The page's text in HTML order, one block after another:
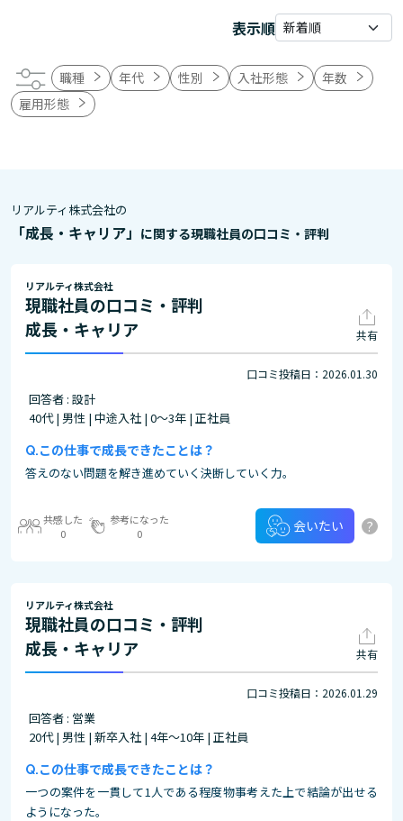
表示順
職種 年代 性別 入社形態
年数
雇用形態
リアルティ株式会社の
「成長・キャリア」 に関する現職社員の口コミ・評判
リアルティ株式会社
現職社員の口コミ・評判
成長・キャリア
共有
口コミ投稿日：2026.01.30
回答者 : 設計
40代 | 男性 | 中途入社 | 0～3年 | 正社員
この仕事で成長できたことは？
答えのない問題を解き進めていく決断していく力。
共感した
0
参考になった
0
会いたい ?
リアルティ株式会社
現職社員の口コミ・評判
成長・キャリア
共有
口コミ投稿日：2026.01.29
回答者 : 営業
20代 | 男性 | 新卒入社 | 4年～10年 | 正社員
この仕事で成長できたことは？
一つの案件を一貫して1人である程度物事考えた上で結論が出せる
ようになった。